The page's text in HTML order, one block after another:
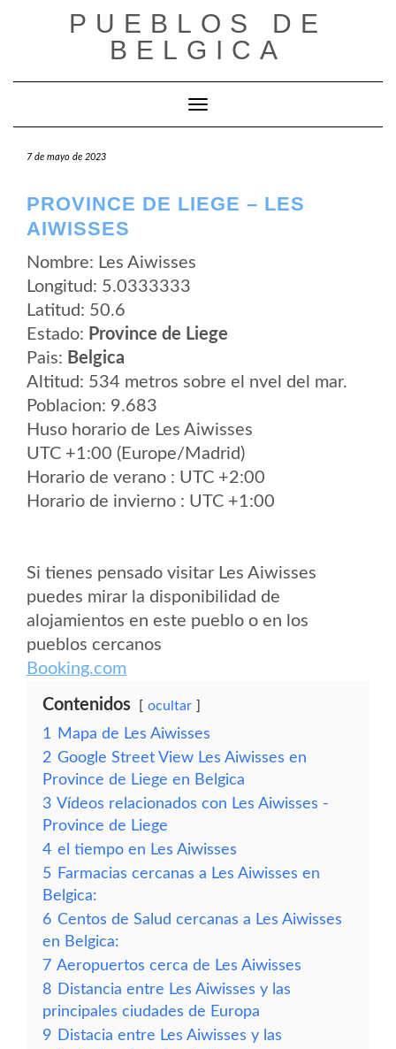
PUEBLOS DE
BELGICA
Cambiar modo de navegación
7 de mayo de 2023
PROVINCE DE LIEGE – LES
AIWISSES
Nombre: Les Aiwisses
Longitud: 5.0333333
Latitud: 50.6
Estado: Province de Liege
Pais: Belgica
Altitud: 534 metros sobre el nvel del mar.
Poblacion: 9.683
Huso horario de Les Aiwisses
UTC +1:00 (Europe/Madrid)
Horario de verano : UTC +2:00
Horario de invierno : UTC +1:00
Si tienes pensado visitar Les Aiwisses
puedes mirar la disponibilidad de
alojamientos en este pueblo o en los
pueblos cercanos
Booking.com
Contenidos ocultar
1
Mapa de Les Aiwisses
2 Google Street View Les Aiwisses en
Province de Liege en Belgica
3 Vídeos relacionados con Les Aiwisses -
Province de Liege
4 el tiempo en Les Aiwisses
5 Farmacias cercanas a Les Aiwisses en
Belgica:
6 Centos de Salud cercanas a Les Aiwisses
en Belgica:
7 Aeropuertos cerca de Les Aiwisses
8 Distancia entre Les Aiwisses y las
principales ciudades de Europa
9 Distacia entre Les Aiwisses y las